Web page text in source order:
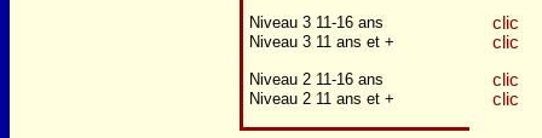
Niveau 3 11-16 ans clic
Niveau 3 11 ans et + clic
Niveau 2 11-16 ans clic
Niveau 2 11 ans et + clic